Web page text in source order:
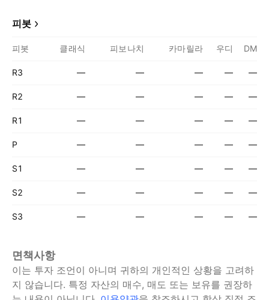
피봇
피봇 클래식 피보나치 카마릴라 우디 DM
R3 — — — — —
R2 — — — — —
R1 — — — — —
P — — — — —
S1 — — — — —
S2 — — — — —
S3 — — — — —
면책사항
이는 투자 조언이 아니며 귀하의 개인적인 상황을 고려하
지 않습니다. 특정 자산의 매수, 매도 또는 보유를 권장하